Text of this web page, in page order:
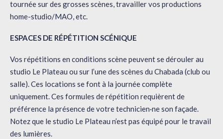
tournée sur des grosses scènes, travailler vos productions
home-studio/MAO, etc.
ESPACES DE RÉPÉTITION SCÉNIQUE
Vos répétitions en conditions scène peuvent se dérouler au
studio Le Plateau ou sur l’une des scènes du Chabada (club ou
salle). Ces locations se font à la journée complète
uniquement. Ces formules de répétition requièrent de
préférence la présence de votre technicien·ne son façade.
Notez que le studio Le Plateau n’est pas équipé pour le travail
des lumières.